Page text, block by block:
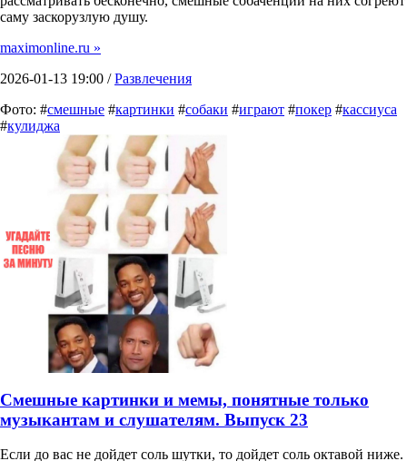
саму заскорузлую душу.
maximonline.ru »
2026-01-13 19:00 /Развлечения
Фото: #смешные #картинки #собаки #играют #покер #кассиуса
#кулиджа
Смешные картинки и мемы, понятные только
музыкантам и слушателям. Выпуск 23
Если до вас не дойдет соль шутки, то дойдет соль октавой ниже.